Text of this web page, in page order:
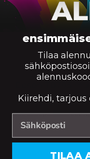
Epson T0794
Epson T0795
tarvike,
800 Väri:
Epson T0796
Tilaa
Kiirehdi, tarjous
TILAA